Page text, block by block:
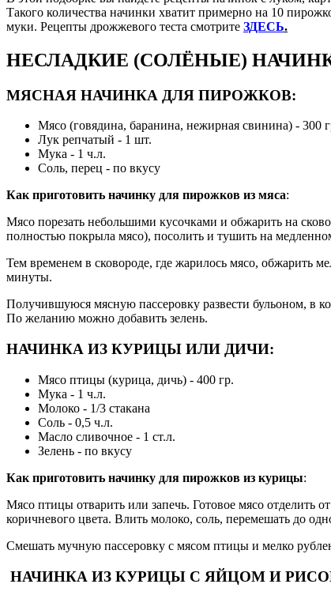
Такого количества начинки хватит примерно на 10
муки. Рецепты дрожжевого теста смотрите ЗДЕСЬ.
НЕСЛАДКИЕ (СОЛЁНЫЕ)
МЯСНАЯ НАЧИНКА ДЛЯ ПИРОЖКОВ:
Мясо (говядина, баранина, нежирная свинина) - 300
Лук репчатый - 1 шт.
Мука - 1 ч.л.
Соль, перец - по вкусу
Как приготовить начинку для пирожков из мяса:
Мясо порезать небольшими кусочками и обжарить на
полностью покрыла мясо), посолить и тушить на
Тем временем в сковороде, где жарилось мясо, обжарить
минуты.
Получившуюся мясную пассеровку развести бульоном, в
По желанию можно добавить зелень.
НАЧИНКА ИЗ КУРИЦЫ ИЛИ ДИЧИ:
Мясо птицы (курица, дичь) - 400 гр.
Мука - 1 ч.л.
Молоко - 1/3 стакана
Соль - 0,5 ч.л.
Масло сливочное - 1 ст.л.
Зелень - по вкусу
Как приготовить начинку для пирожков из курицы:
Мясо птицы отварить или запечь. Готовое мясо отделить
коричневого цвета. Влить молоко, соль, перемешать до
Смешать мучную пассеровку с мясом птицы и мелко
НАЧИНКА ИЗ КУРИЦЫ С ЯЙЦОМ И